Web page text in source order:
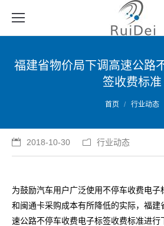
福建省物价局下调高速公路
签收费标准
首页 行业动态
2018-10-30 行业动态
为鼓励汽车用户广泛使用不停车收费电
和闽通卡采购成本有所降低的实际，福
速公路不停车收费电子标签收费标准进行